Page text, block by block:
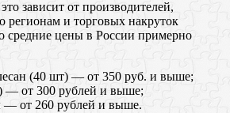
зависит от производителей,
регионам и торговых накруток
средние цены в России примерно
(40 шт) — от 350 руб. и выше;
— от 300 рублей и выше;
— от 260 рублей и выше.